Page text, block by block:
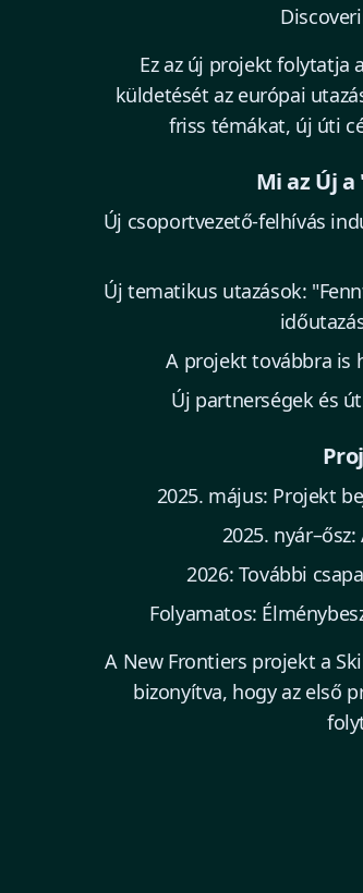
Ez az új projekt folytatja
küldetését az európai
friss témákat, új úti
Mi az Új
Új csoportvezető-felhívás
Új tematikus utazások:
A projekt továbbra is
Új partnerségek és
2025. május: Projekt
2025.
2026: További
Folyamatos:
A New Frontiers projekt a
bizonyítva, hogy az első